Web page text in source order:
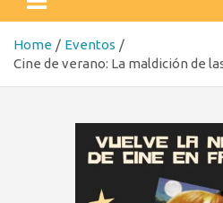
Home
Eventos
Cine de verano: La maldición de